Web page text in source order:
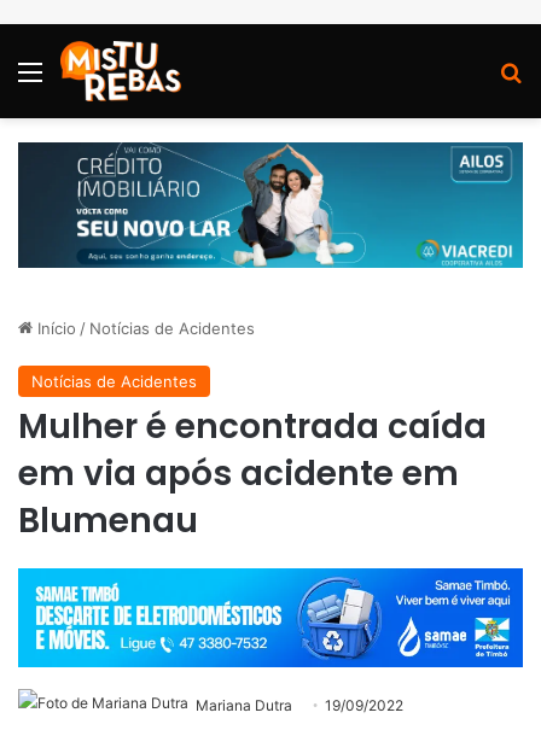
Menu
Início / Notícias de Acidentes
Notícias de Acidentes
Mulher é encontrada caída
em via após acidente em
Blumenau
Mariana Dutra 19/09/2022